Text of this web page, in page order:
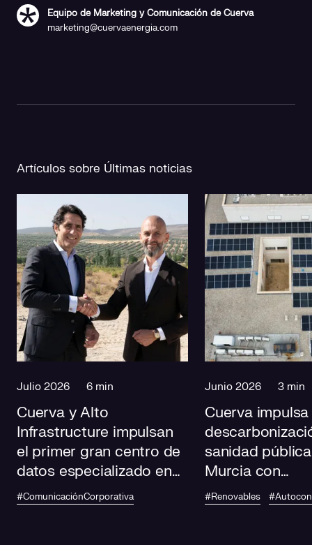
Equipo de Marketing y Comunicación de Cuerva
marketing@cuervaenergia.com
Artículos sobre Últimas noticias
Julio 2026 6 min
Cuerva y Alto
Infrastructure impulsan
el primer gran centro de
datos especializado en
IA de Andalucía
#ComunicaciónCorporativa
Junio 2026 3 min
Cuerva
sanidad
Murcia con
autoconsumo
fotovoltaico en
#Renovables